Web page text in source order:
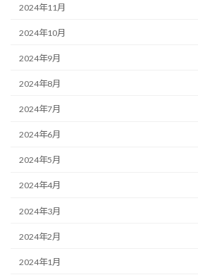
2024年11月
2024年10月
2024年9月
2024年8月
2024年7月
2024年6月
2024年5月
2024年4月
2024年3月
2024年2月
2024年1月